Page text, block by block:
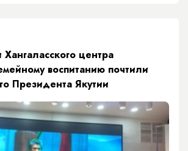
Хангаласского центра
воспитанию почтили
Президента Якутии